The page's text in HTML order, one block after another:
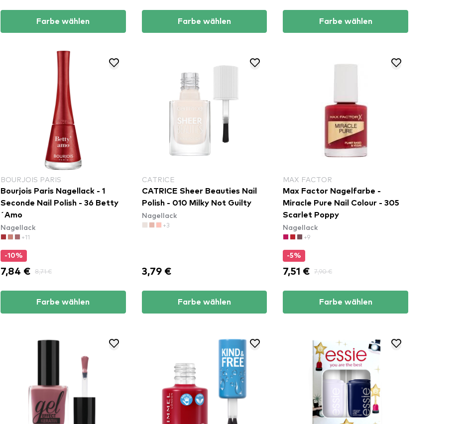
Farbe wählen Farbe wählen Farbe wählen
BOURJOIS PARIS
Bourjois Paris Nagellack - 1
Seconde Nail Polish - 36 Betty
´Amo
Nagellack
+11
-10%
7,84 € 8,71 €
Farbe wählen
CATRICE
CATRICE Sheer Beauties Nail
Polish - 010 Milky Not Guilty
Nagellack
+3
3,79 €
Farbe wählen
MAX FACTOR
Max Factor Nagelfarbe -
Miracle Pure Nail Colour - 305
Scarlet Poppy
Nagellack
+9
-5%
7,51 € 7,90 €
Farbe wählen